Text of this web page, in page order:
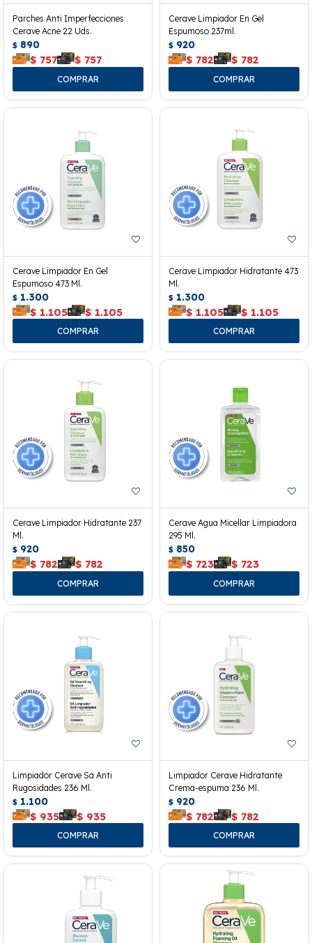
Parches Anti Imperfecciones
Cerave Acne 22 Uds.
$ 890
$ 757 $ 757
Cerave Limpiador En Gel
Espumoso 237ml.
$ 920
$ 782 $ 782
Cerave Limpiador En Gel
Espumoso 473 Ml.
$ 1.300
$ 1.105 $ 1.105
Cerave Limpiador Hidratante 473
Ml.
$ 1.300
$ 1.105 $ 1.105
Cerave Limpiador Hidratante 237
Ml.
$ 920
$ 782 $ 782
Cerave Agua Micellar Limpiadora
295 Ml.
$ 850
$ 723 $ 723
Limpiador Cerave Sa Anti
Rugosidades 236 Ml.
$ 1.100
$ 935 $ 935
Limpiador Cerave Hidratante
Crema-espuma 236 Ml.
$ 920
$ 782 $ 782